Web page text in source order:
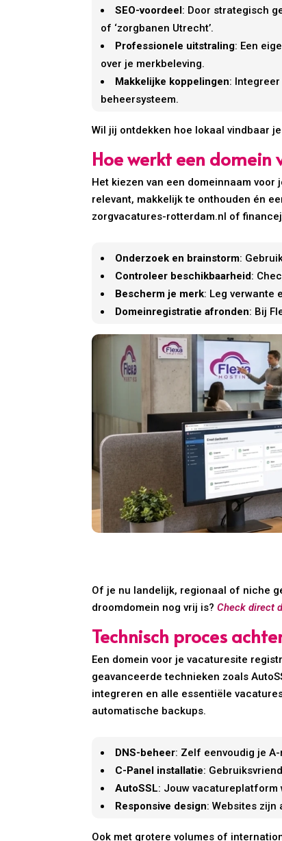
SEO-voordeel: Door strategisch
of ‘zorgbanen Utrecht’.
Professionele uitstraling: Een
over je merkbeleving.
Makkelijke koppelingen:
beheersysteem.
Wil jij ontdekken hoe lokaal vindbaar
Hoe werkt een
Het kiezen van een domeinnaam
relevant, makkelijk te onthouden én
zorgvacatures-rotterdam.nl of
Onderzoek en brainstorm:
Controleer beschikbaarheid:
Bescherm je merk: Leg verwante
Domeinregistratie afronden: Bij
Of je nu landelijk, regionaal of niche
droomdomein nog vrij is?Check direct
Technisch proces
Een domein voor je vacaturesite
geavanceerde technieken zoals
integreren en alle essentiële
automatische backups.
DNS-beheer: Zelf eenvoudig je
C-Panel installatie:
AutoSSL: Jouw vacatureplatform
Responsive design: Websites
Ook met grotere volumes of